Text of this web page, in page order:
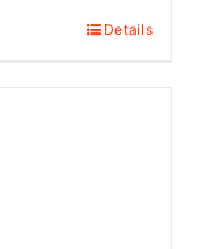
Details